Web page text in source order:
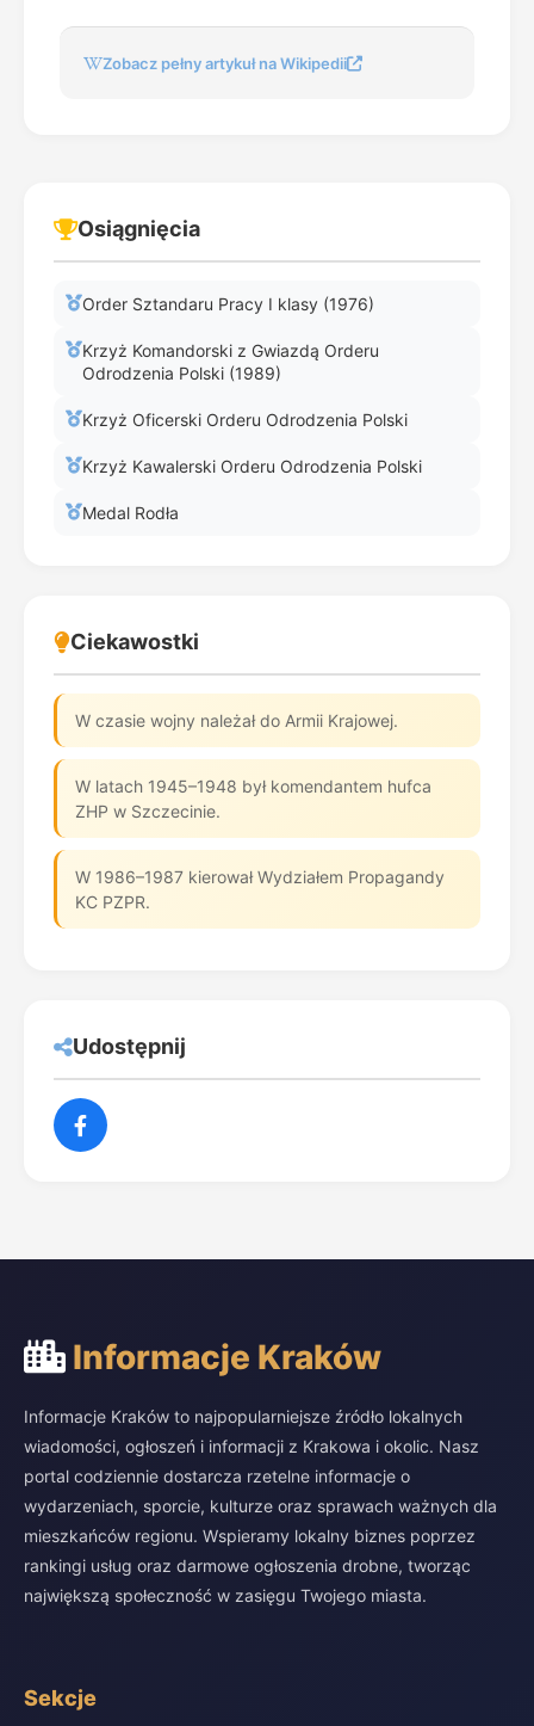
Zobacz pełny artykuł na Wikipedii
Osiągnięcia
Order Sztandaru Pracy I klasy (1976)
Krzyż Komandorski z Gwiazdą Orderu
Odrodzenia Polski (1989)
Krzyż Oficerski Orderu Odrodzenia Polski
Krzyż Kawalerski Orderu Odrodzenia Polski
Medal Rodła
Ciekawostki
W czasie wojny należał do Armii Krajowej.
W latach 1945–1948 był komendantem hufca
ZHP w Szczecinie.
W 1986–1987 kierował Wydziałem Propagandy
KC PZPR.
Udostępnij
Informacje Kraków
Informacje Kraków to najpopularniejsze źródło lokalnych
wiadomości, ogłoszeń i informacji z Krakowa i okolic. Nasz
portal codziennie dostarcza rzetelne informacje o
wydarzeniach, sporcie, kulturze oraz sprawach ważnych dla
mieszkańców regionu. Wspieramy lokalny biznes poprzez
rankingi usług oraz darmowe ogłoszenia drobne, tworząc
największą społeczność w zasięgu Twojego miasta.
Sekcje